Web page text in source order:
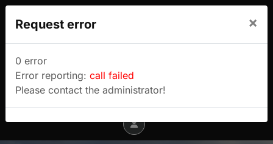
Sulyok Gábor túrablogja
Menu
Request error ×
0 error
Error reporting: call failed
Please contact the administrator!